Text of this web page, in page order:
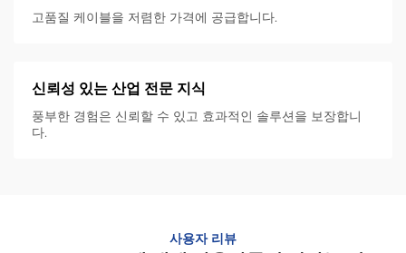
고품질 케이블을 저렴한 가격에 공급합니다.
신뢰성 있는 산업 전문 지식
풍부한 경험은 신뢰할 수 있고 효과적인 솔루션을 보장합니
다.
사용자 리뷰